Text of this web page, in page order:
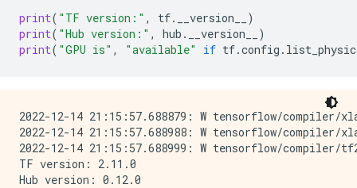
print( "TF version:" , tf. __version__
)
print( "Hub version:" , hub . __version__
)
print( "GPU is" , "available" if tf.config .
2022-12-14 21:15:57.688879: W tensorflow/
2022-12-14 21:15:57.688988: W tensorflow/
2022-12-14 21:15:57.688999: W tensorflow/
TF version: 2.11.0
Hub version: 0.12.0